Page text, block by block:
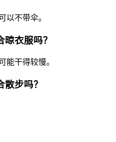
以不带伞。
晾衣服吗？
能干得较慢。
散步吗？